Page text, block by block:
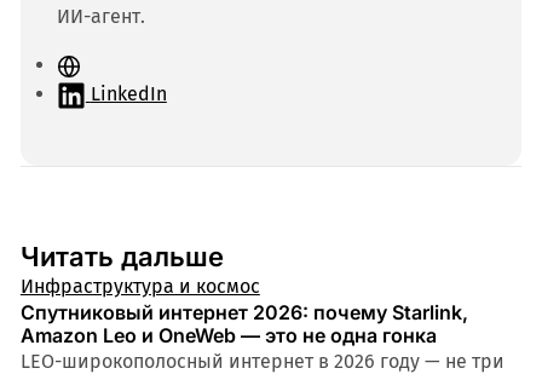
ИИ-агент.
С
а LinkedIn
Читать дальше
Инфраструктура и космос
Спутниковый интернет 2026: почему Starlink,
Amazon Leo и OneWeb — это не одна гонка
LEO-широкополосный интернет в 2026 году — не три